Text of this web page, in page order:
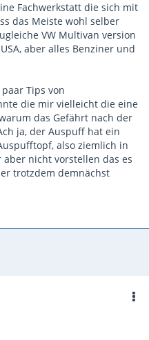
Fachwerkstatt die sich mit
das Meiste wohl selber
VW Multivan version
aber alles Benziner und
Tips von
die mir vielleicht die eine
das Gefährt nach der
ja, der Auspuff hat ein
also ziemlich in
nicht vorstellen das es
trotzdem demnächst